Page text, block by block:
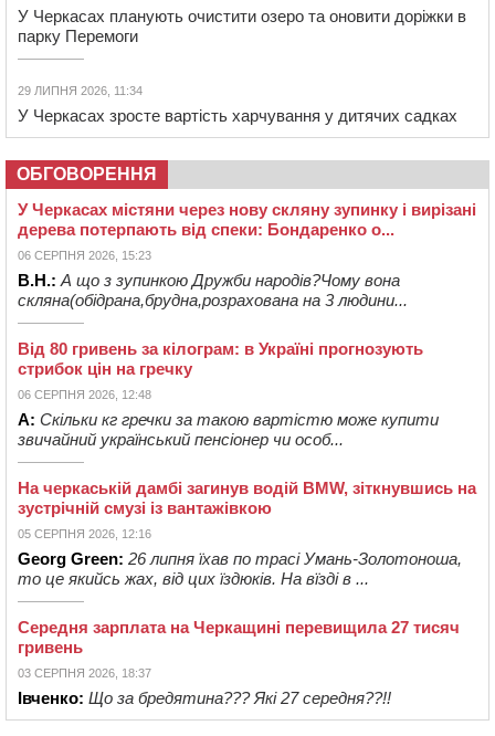
У Черкасах планують очистити озеро та оновити доріжки в
парку Перемоги
29 ЛИПНЯ 2026, 11:34
У Черкасах зросте вартість харчування у дитячих садках
ОБГОВОРЕННЯ
У Черкасах містяни через нову скляну зупинку і вирізані
дерева потерпають від спеки: Бондаренко о...
06 СЕРПНЯ 2026, 15:23
В.Н.: А що з зупинкою Дружби народів?Чому вона
скляна(обідрана,брудна,розрахована на 3 людини...
Від 80 гривень за кілограм: в Україні прогнозують
стрибок цін на гречку
06 СЕРПНЯ 2026, 12:48
А: Скільки кг гречки за такою вартістю може купити
звичайний український пенсіонер чи особ...
На черкаській дамбі загинув водій BMW, зіткнувшись на
зустрічній смузі із вантажівкою
05 СЕРПНЯ 2026, 12:16
Georg Green: 26 липня їхав по трасі Умань-Золотоноша,
то це якийсь жах, від цих їздюків. На вїзді в ...
Середня зарплата на Черкащині перевищила 27 тисяч
гривень
03 СЕРПНЯ 2026, 18:37
Івченко: Що за бредятина??? Які 27 середня??!!